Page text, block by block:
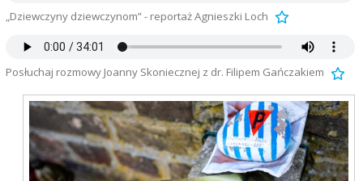
„Dziewczyny dziewczynom” - reportaż Agnieszki Loch
Posłuchaj rozmowy Joanny Skoniecznej z dr. Filipem Gańczakiem